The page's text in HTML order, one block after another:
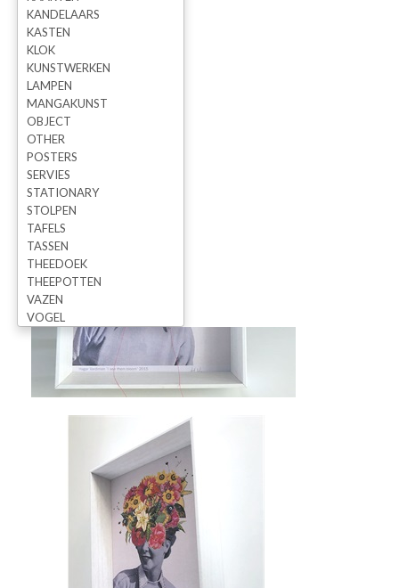
KANDELAARS
KASTEN
KLOK
KUNSTWERKEN
LAMPEN
MANGAKUNST
OBJECT
OTHER
POSTERS
SERVIES
STATIONARY
STOLPEN
TAFELS
TASSEN
THEEDOEK
THEEPOTTEN
VAZEN
VOGEL